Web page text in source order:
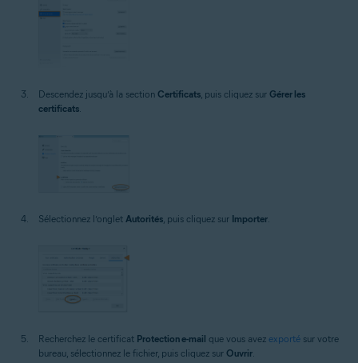
Descendez jusqu’à la section Certificats, puis cliquez sur Gérer les
certificats.
Sélectionnez l’onglet Autorités, puis cliquez sur Importer.
Recherchez le certificat Protection e-mail que vous avez exporté sur votre
bureau, sélectionnez le fichier, puis cliquez sur Ouvrir